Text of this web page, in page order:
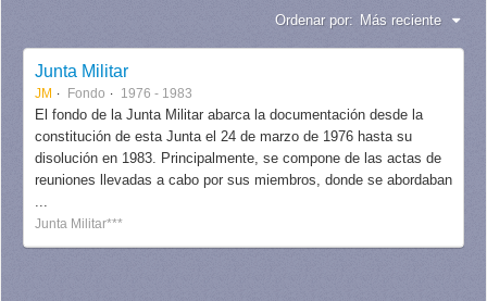
Ordenar por: Más reciente
Junta Militar
JM Fondo 1976 - 1983
El fondo de la Junta Militar abarca la documentación desde la
constitución de esta Junta el 24 de marzo de 1976 hasta su
disolución en 1983. Principalmente, se compone de las actas de
reuniones llevadas a cabo por sus miembros, donde se abordaban
...
Junta Militar***